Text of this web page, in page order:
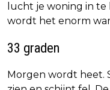
lucht je woning in
wordt het enorm
33 graden
Morgen wordt heet.